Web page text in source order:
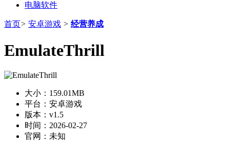
电脑软件
首页> 安卓游戏 > 经营养成
EmulateThrill
大小： 159.01MB
平台： 安卓游戏
版本： v1.5
时间： 2026-02-27
官网： 未知